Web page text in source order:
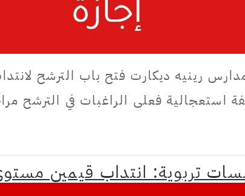
رينيه ديكارت فتح باب الترشح
استعجالية فعلى الراغبات في الترشح
تربوية: انتداب قيمين مستوى